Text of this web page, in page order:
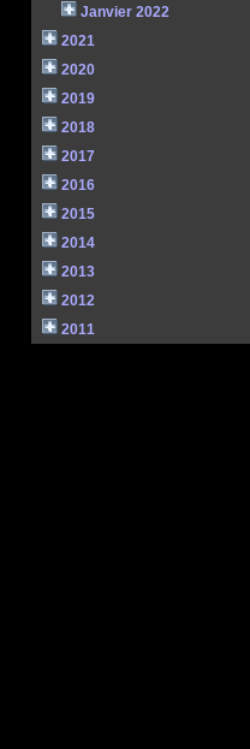
Janvier 2022
2021
2020
2019
2018
2017
2016
2015
2014
2013
2012
2011